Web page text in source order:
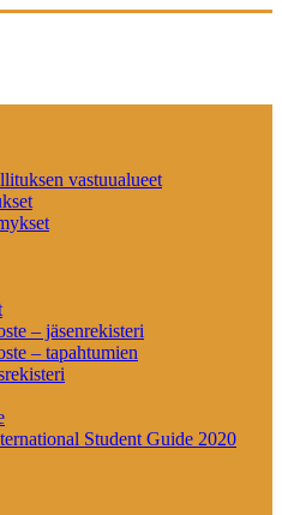
vastuualueet
– jäsenrekisteri
– tapahtumien
Student Guide 2020